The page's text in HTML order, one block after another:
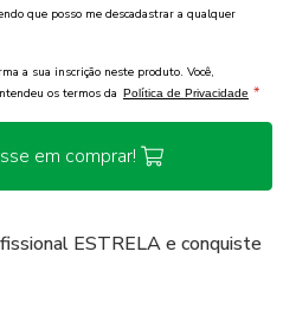
que posso me descadastrar a qualquer
a sua inscrição neste produto. Você,
os termos da Política de Privacidade *
em comprar!
ESTRELA e conquiste